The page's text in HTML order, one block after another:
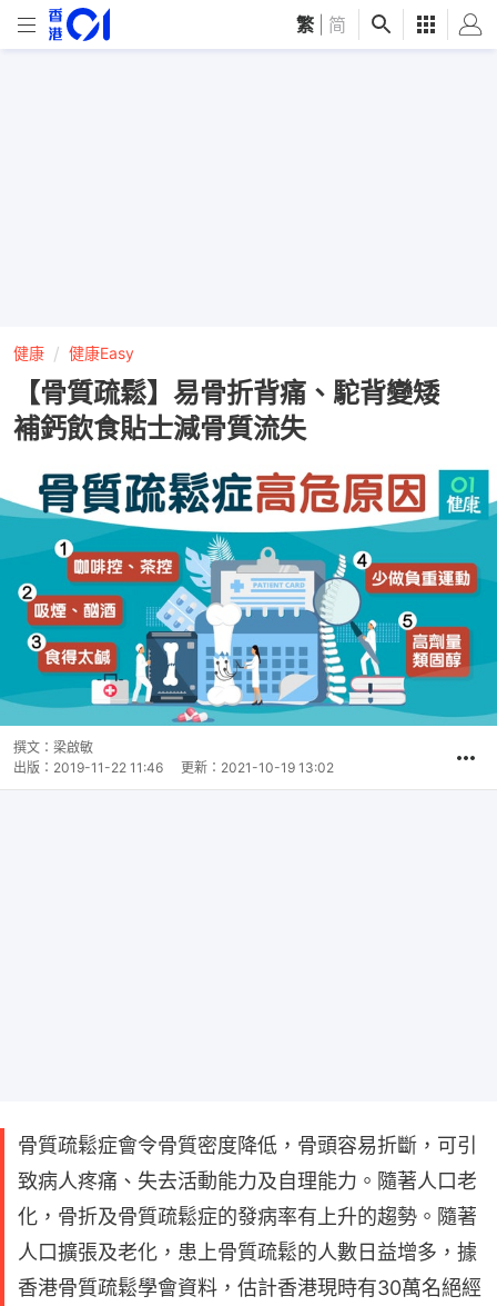
繁 简
健康 健康Easy
【骨質疏鬆】易骨折背痛、駝背變矮
補鈣飲食貼士減骨質流失
撰文： 梁啟敏
出版： 2019-11-22 11:46 更新： 2021-10-19 13:02
骨質疏鬆症會令骨質密度降低，骨頭容易折斷，可引
致病人疼痛、失去活動能力及自理能力。隨著人口老
化，骨折及骨質疏鬆症的發病率有上升的趨勢。隨著
人口擴張及老化，患上骨質疏鬆的人數日益增多，據
香港骨質疏鬆學會資料，估計香港現時有30萬名絕經